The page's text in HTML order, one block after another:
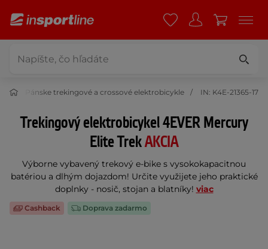
Pánske trekingové a crossové elektrobicykle IN: K4E-21365-17
Trekingový elektrobicykel 4EVER Mercury
Elite TrekAKCIA
Výborne vybavený trekový e-bike s vysokokapacitnou
batériou a dlhým dojazdom! Určite využijete jeho praktické
doplnky - nosič, stojan a blatníky! viac
Cashback Doprava zadarmo